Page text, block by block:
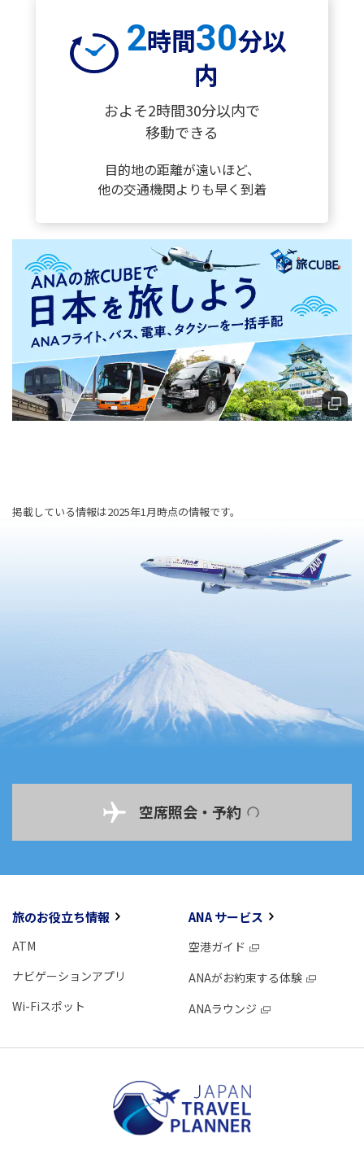
2時間30分以
内
およそ2時間30分以内で
移動できる
目的地の距離が遠いほど、
他の交通機関よりも早く到着
掲載している情報は2025年1月時点の情報です。
空席照会・予約
旅のお役立ち情報
ATM
ナビゲーションアプリ
Wi-Fiスポット
ANA サービス
空港ガイド
ANAがお約束する体験
ANAラウンジ